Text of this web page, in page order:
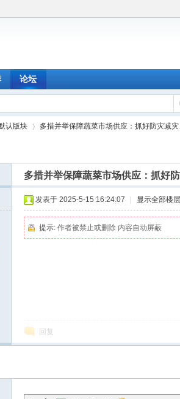
论坛
认版块
›
多措并举保障蔬菜市场供应：抓好防灾减
多措并举保障蔬菜市场供应：抓好
发表于 2025-5-15 16:24:07 显示全部楼层
提示: 作者被禁止或删除 内容自动屏蔽
回复